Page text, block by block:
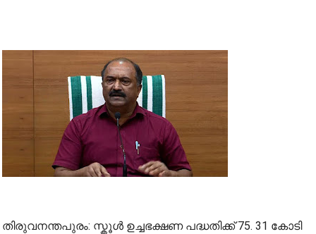
തിരുവനന്തപുരം: സ്കൂൾ ഉച്ചഭക്ഷണ പദ്ധതിക്ക് 75. 31 കോടി